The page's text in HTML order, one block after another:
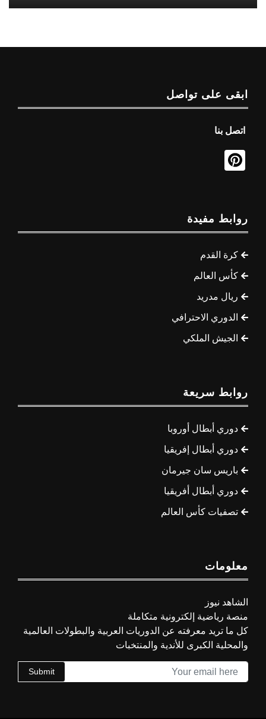
ابقى على تواصل
اتصل بنا
روابط مفيدة
كرة القدم
كأس العالم
ريال مدريد
الدوري الاحترافي
الجيش الملكي
روابط سريعة
دوري أبطال أوروبا
دوري أبطال إفريقيا
باريس سان جيرمان
دوري أبطال أفريقيا
تصفيات كأس العالم
معلومات
الشاهد نيوز
منصة رياضية إلكترونية متكاملة
كل ما تريد معرفته عن الدوريات العربية والبطولات العالمية
والمحلية الكبرى للأندية والمنتخبات
Submit